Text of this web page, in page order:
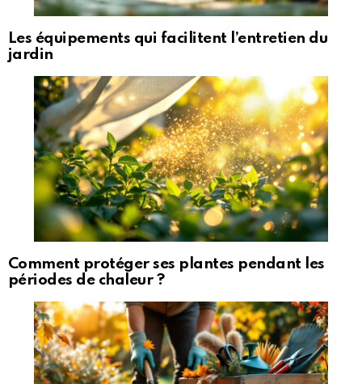
Les équipements qui facilitent l’entretien du
jardin
Comment protéger ses plantes pendant les
périodes de chaleur ?